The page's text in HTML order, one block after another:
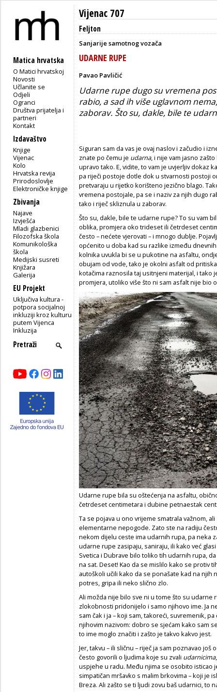
Matica hrvatska
O Matici hrvatskoj
Novosti
Učlanite se
Odjeli
Ogranci
Društva prijatelja i
partneri
Kontakt
Izdavaštvo
Knjige
Vijenac
Kolo
Hrvatska revija
Prirodoslovlje
Elektroničke knjige
Zbivanja
Najave
Izvješća
Mladi glazbenici
Filozofska škola
Komunikološka
škola
Medijski susreti
Knjižara
Galerija
EU Projekt
Uključiva kultura -
potpora socijalnoj
inkluziji kroz kulturu
putem Vijenca
Inkluzija
Vijenac 707
Feljton
Sanjarije samotnog vozača
UDARNE RUPE
Pavao Pavličić
Udarne rupe dugo su vremena
rabio, a sad ih više uglavnom
zaborav. Što su, dakle, bile te
Siguran sam da vas je ovaj naslov i začudio i
znate po čemu je udarna, i nije vam jasno
upravo tako. E, vidite, to vam je uvjerljiv dokaz
pa riječi postoje dotle dok u stvarnosti postoji
pretvaraju u rijetko korišteno jezično blago.
vremena postojale, pa se i naziv za njih dugo
tako i riječ skliznula u zaborav.
Što su, dakle, bile te udarne rupe? To su vam
oblika, promjera oko trideset ili četrdeset
često – nećete vjerovati – i mnogo dublje.
općenito u doba kad su razlike između
kolnika uvukla bi se u pukotine na asfaltu,
obujam od vode, tako je okolni asfalt od
kotačima raznosila taj usitnjeni materijal, i tako
promjera, utoliko više što ni sam asfalt nije bio
Udarne rupe bila su oštećenja na asfaltu,
četrdeset centimetara i dubine petnaestak
Ta se pojava u ono vrijeme smatrala važnom,
elementarne nepogode. Zato ste na radiju
nekom dijelu ceste ima udarnih rupa, pa neka
udarne rupe zasipaju, saniraju, ili kako već
Svetica i Dubrave bilo toliko tih udarnih rupa,
na sat. Deset! Kao da se mislilo kako se protiv
autoškoli učili kako da se ponašate kad na njih
potres, gripa ili neko slično zlo.
Ali možda nije bilo sve ni u tome što su
zlokobnosti pridonijelo i samo njihovo ime. Ja
sam čak i ja – koji sam, takoreći, suvremenik,
njihovim nazivom: dobro se sjećam kako sam
to ime moglo značiti i zašto je takvo kakvo jest.
Jer, takvu – ili sličnu – riječ ja sam poznavao
često govorili o ljudima koje su zvali udarnicima
uspjehe u radu. Među njima se osobito isticao
simpatičan mršavko s malim brkovima – koji
Breza. Ali zašto se ti ljudi zovu baš udarnici, to